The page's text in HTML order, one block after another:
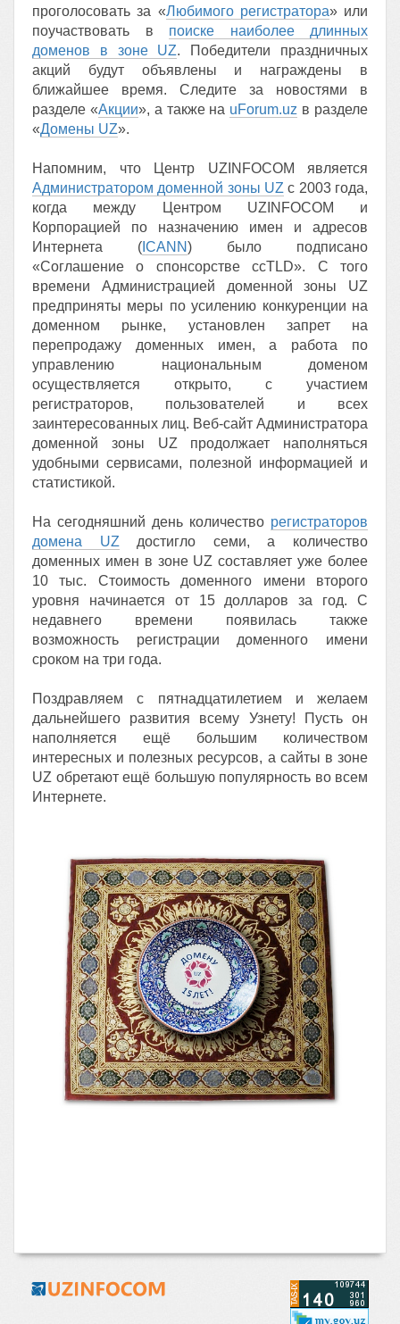
проголосовать за «Любимого регистратора» или
поучаствовать в поиске наиболее длинных
доменов в зоне UZ. Победители праздничных
акций будут объявлены и награждены в
ближайшее время. Следите за новостями в
разделе «Акции», а также на uForum.uz в разделе
«Домены UZ».
Напомним, что Центр UZINFOCOM является
Администратором доменной зоны UZ с 2003 года,
когда между Центром UZINFOCOM и
Корпорацией по назначению имен и адресов
Интернета ( ICANN) было подписано
«Соглашение о спонсорстве ccTLD». С того
времени Администрацией доменной зоны UZ
предприняты меры по усилению конкуренции на
доменном рынке, установлен запрет на
перепродажу доменных имен, а работа по
управлению национальным доменом
осуществляется открыто, с участием
регистраторов, пользователей и всех
заинтересованных лиц. Веб-сайт Администратора
доменной зоны UZ продолжает наполняться
удобными сервисами, полезной информацией и
статистикой.
На сегодняшний день количество регистраторов
домена UZ достигло семи, а количество
доменных имен в зоне UZ составляет уже более
10 тыс. Стоимость доменного имени второго
уровня начинается от 15 долларов за год. С
недавнего времени появилась также
возможность регистрации доменного имени
сроком на три года.
Поздравляем с пятнадцатилетием и желаем
дальнейшего развития всему Узнету! Пусть он
наполняется ещё большим количеством
интересных и полезных ресурсов, а сайты в зоне
UZ обретают ещё большую популярность во всем
Интернете.